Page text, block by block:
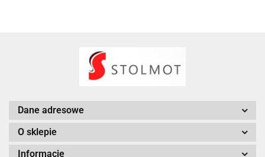
Dane adresowe
O sklepie
Informacje